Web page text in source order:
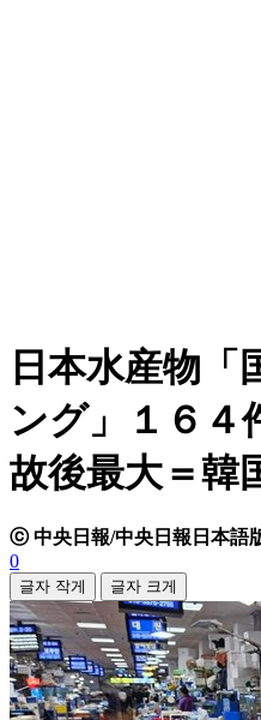
日本水産物「
ング」１６
故後最大＝韓
ⓒ 中央日報/中央日報日本語
0
글자 작게 글자 크게